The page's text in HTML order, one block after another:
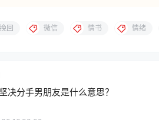
，手留余香